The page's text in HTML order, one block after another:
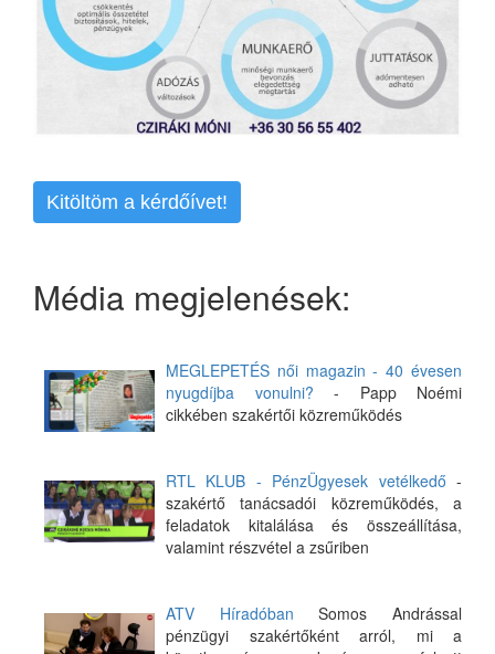
Kitöltöm a kérdőívet!
Média megjelenések:
MEGLEPETÉS női magazin - 40 évesen
nyugdíjba vonulni? - Papp Noémi
cikkében szakértői közreműködés
RTL KLUB - PénzÜgyesek vetélkedő -
szakértő tanácsadói közreműködés, a
feladatok kitalálása és összeállítása,
valamint részvétel a zsűriben
ATV Híradóban Somos Andrással
pénzügyi szakértőként arról, mi a